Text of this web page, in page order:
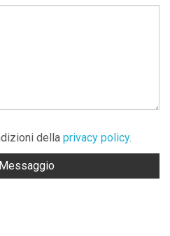
della privacy policy.